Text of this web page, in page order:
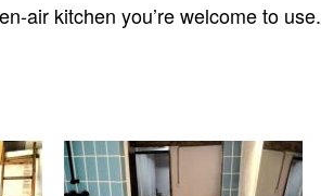
air kitchen you’re welcome to use.